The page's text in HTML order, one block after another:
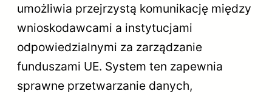
umożliwia przejrzystą komunikację między
wnioskodawcami a instytucjami
odpowiedzialnymi za zarządzanie
funduszami UE. System ten zapewnia
sprawne przetwarzanie danych,